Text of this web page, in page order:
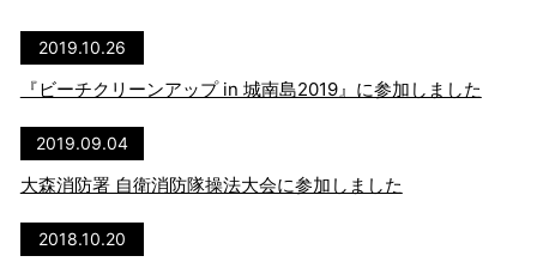
2019.10.26
『ビーチクリーンアップ in 城南島2019』に参加しました
2019.09.04
大森消防署 自衛消防隊操法大会に参加しました
2018.10.20